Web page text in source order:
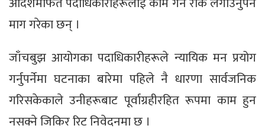
माग गरेका छन् ।
जाँचबुझ आयोगका पदाधिकारीहरूले न्यायिक मन प्रयोग
गर्नुपर्नेमा घटनाका बारेमा पहिले नै धारणा सार्वजनिक
गरिसकेकाले उनीहरूबाट पूर्वाग्रहीरहित रूपमा काम हुन
नसक्ने जिकिर रिट निवेदनमा छ ।